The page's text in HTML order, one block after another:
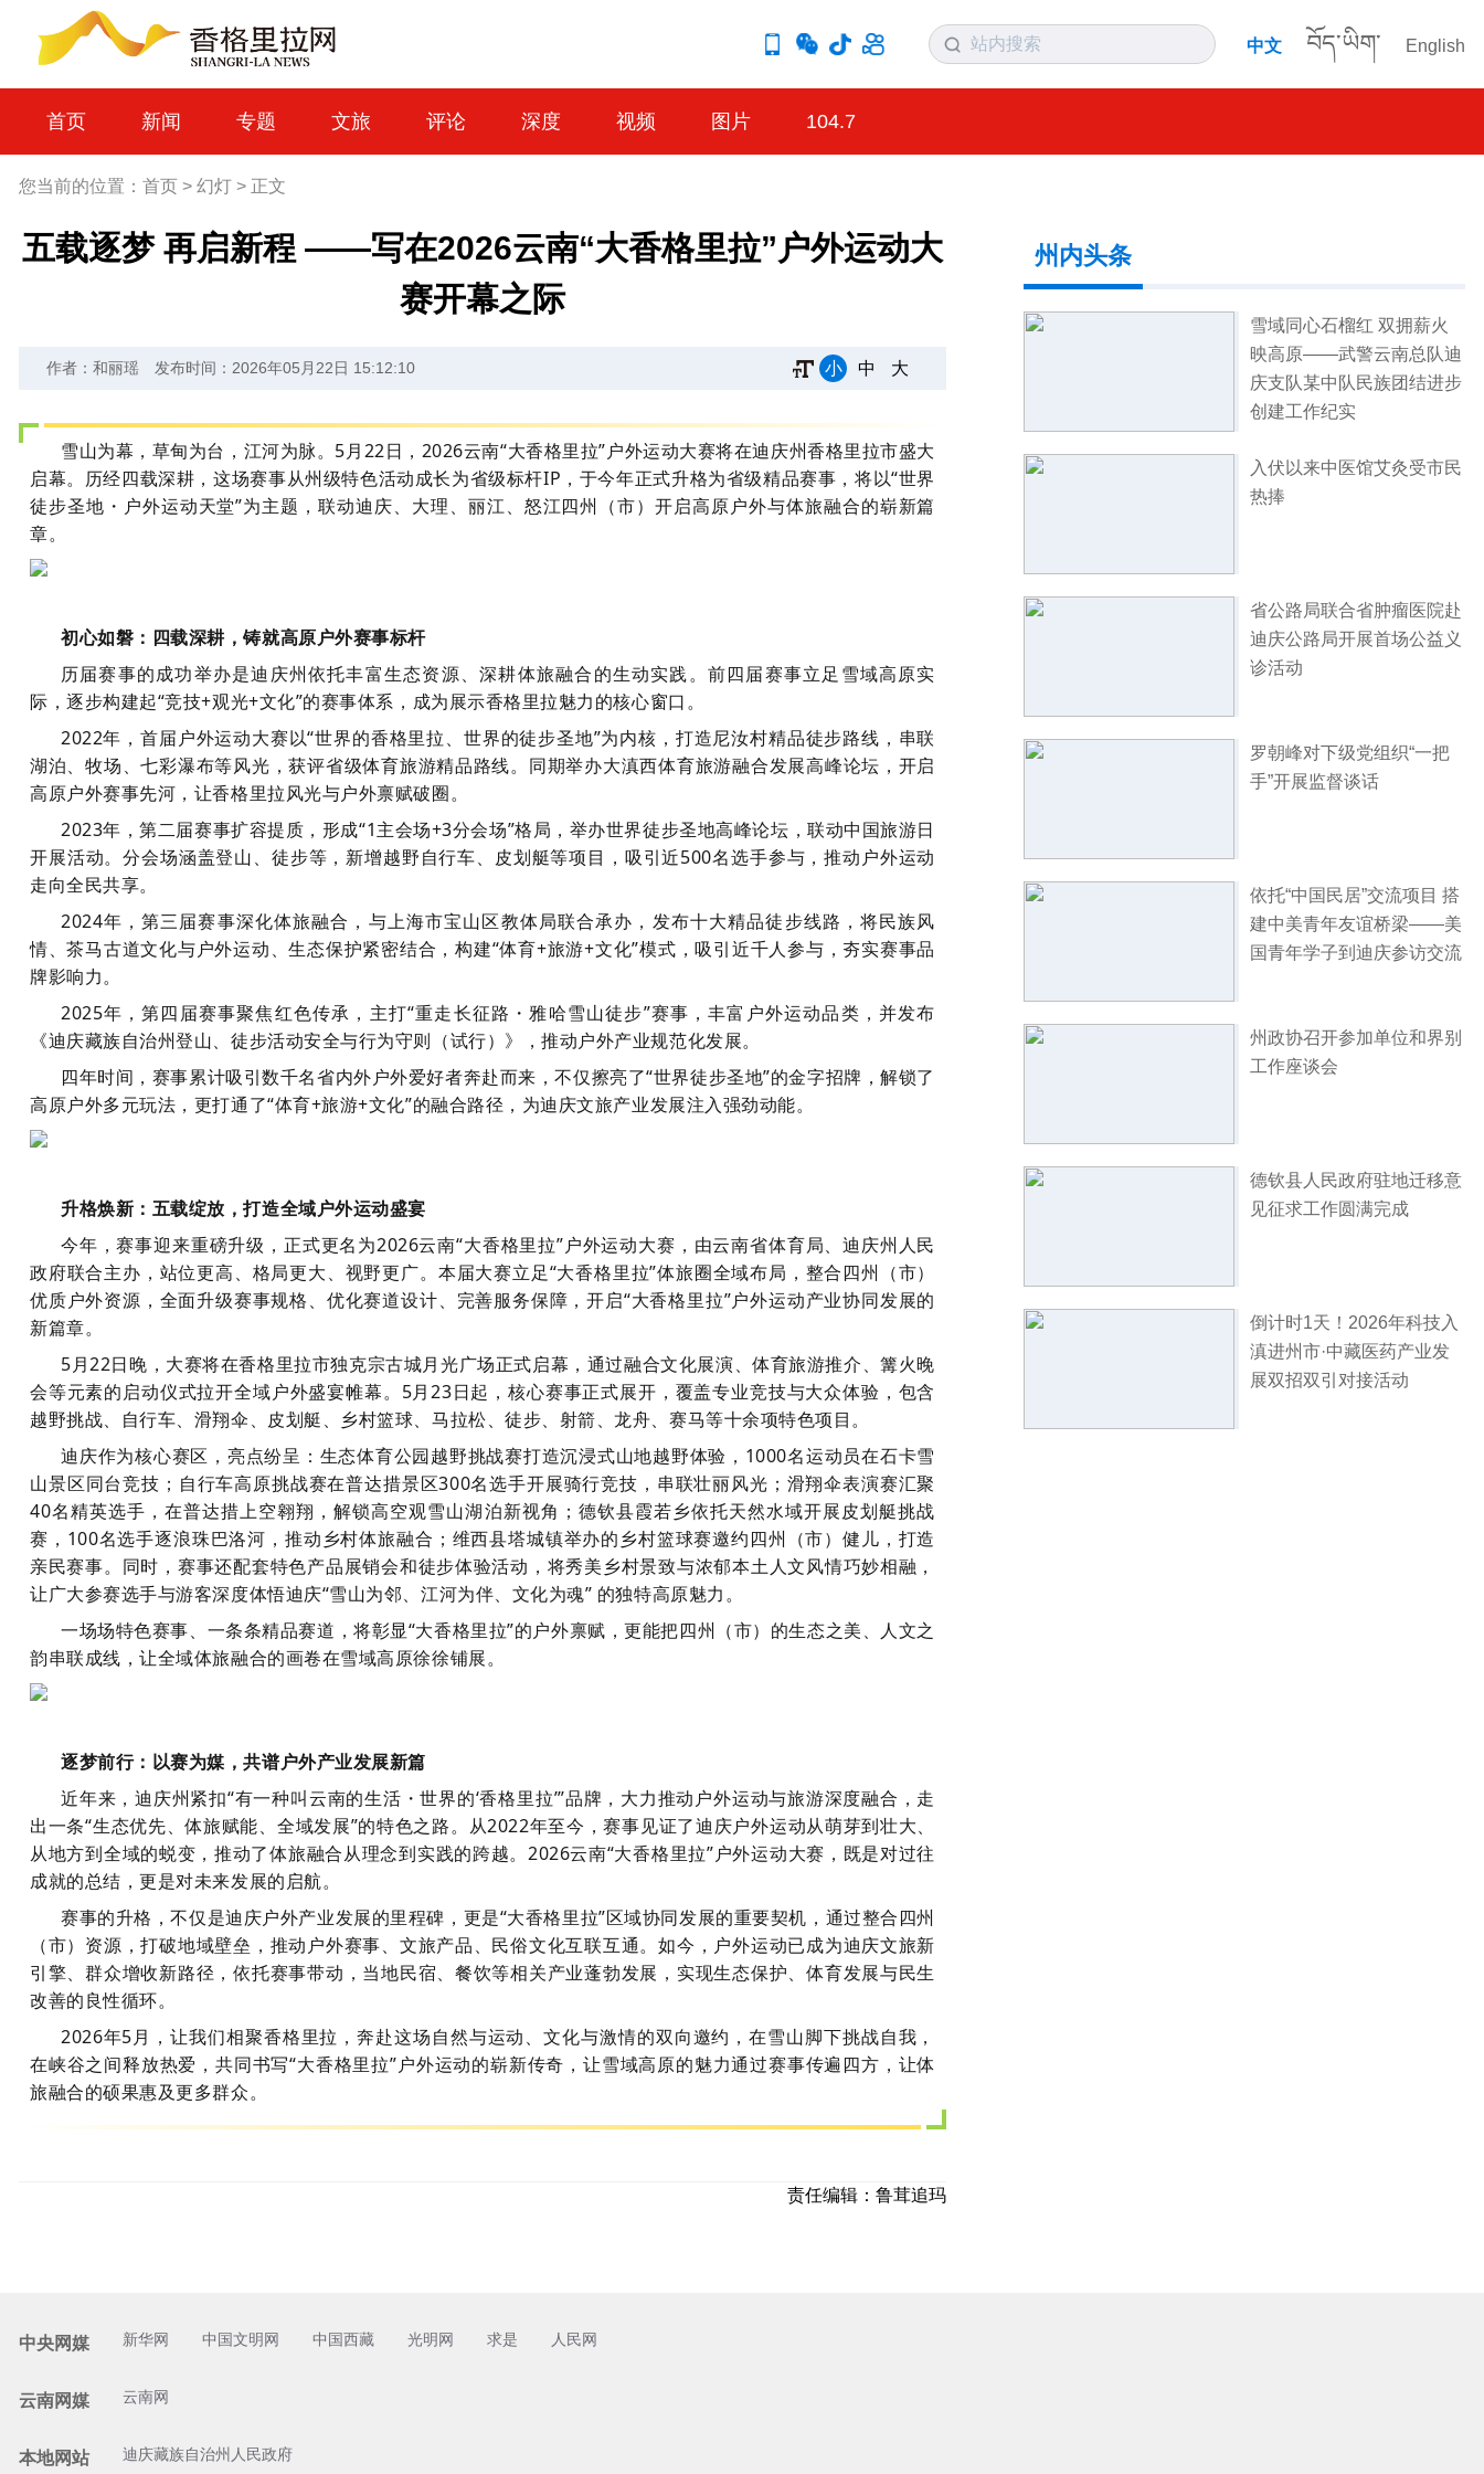
中文 བོད་ཡིག་ English
首页 新闻 专题 文旅 评论 深度 视频 图片 104.7
您当前的位置： 首页 > 幻灯 > 正文
五载逐梦 再启新程 ——写在2026云南“大香格里拉”户外运动大
赛开幕之际
作者：和丽瑶 发布时间：2026年05月22日 15:12:10 小 中 大
雪山为幕，草甸为台，江河为脉。5月22日，2026云南“大香格里拉”户外运动大赛将在迪庆州香格里拉市盛大
启幕。历经四载深耕，这场赛事从州级特色活动成长为省级标杆IP，于今年正式升格为省级精品赛事，将以“世界
徒步圣地・户外运动天堂”为主题，联动迪庆、大理、丽江、怒江四州（市）开启高原户外与体旅融合的崭新篇
章。
初心如磐：四载深耕，铸就高原户外赛事标杆
历届赛事的成功举办是迪庆州依托丰富生态资源、深耕体旅融合的生动实践。前四届赛事立足雪域高原实
际，逐步构建起“竞技+观光+文化”的赛事体系，成为展示香格里拉魅力的核心窗口。
2022年，首届户外运动大赛以“世界的香格里拉、世界的徒步圣地”为内核，打造尼汝村精品徒步路线，串联
湖泊、牧场、七彩瀑布等风光，获评省级体育旅游精品路线。同期举办大滇西体育旅游融合发展高峰论坛，开启
高原户外赛事先河，让香格里拉风光与户外禀赋破圈。
2023年，第二届赛事扩容提质，形成“1主会场+3分会场”格局，举办世界徒步圣地高峰论坛，联动中国旅游日
开展活动。分会场涵盖登山、徒步等，新增越野自行车、皮划艇等项目，吸引近500名选手参与，推动户外运动
走向全民共享。
2024年，第三届赛事深化体旅融合，与上海市宝山区教体局联合承办，发布十大精品徒步线路，将民族风
情、茶马古道文化与户外运动、生态保护紧密结合，构建“体育+旅游+文化”模式，吸引近千人参与，夯实赛事品
牌影响力。
2025年，第四届赛事聚焦红色传承，主打“重走长征路・雅哈雪山徒步”赛事，丰富户外运动品类，并发布
《迪庆藏族自治州登山、徒步活动安全与行为守则（试行）》，推动户外产业规范化发展。
四年时间，赛事累计吸引数千名省内外户外爱好者奔赴而来，不仅擦亮了“世界徒步圣地”的金字招牌，解锁了
高原户外多元玩法，更打通了“体育+旅游+文化”的融合路径，为迪庆文旅产业发展注入强劲动能。
升格焕新：五载绽放，打造全域户外运动盛宴
今年，赛事迎来重磅升级，正式更名为2026云南“大香格里拉”户外运动大赛，由云南省体育局、迪庆州人民
政府联合主办，站位更高、格局更大、视野更广。本届大赛立足“大香格里拉”体旅圈全域布局，整合四州（市）
优质户外资源，全面升级赛事规格、优化赛道设计、完善服务保障，开启“大香格里拉”户外运动产业协同发展的
新篇章。
5月22日晚，大赛将在香格里拉市独克宗古城月光广场正式启幕，通过融合文化展演、体育旅游推介、篝火晚
会等元素的启动仪式拉开全域户外盛宴帷幕。5月23日起，核心赛事正式展开，覆盖专业竞技与大众体验，包含
越野挑战、自行车、滑翔伞、皮划艇、乡村篮球、马拉松、徒步、射箭、龙舟、赛马等十余项特色项目。
迪庆作为核心赛区，亮点纷呈：生态体育公园越野挑战赛打造沉浸式山地越野体验，1000名运动员在石卡雪
山景区同台竞技；自行车高原挑战赛在普达措景区300名选手开展骑行竞技，串联壮丽风光；滑翔伞表演赛汇聚
40名精英选手，在普达措上空翱翔，解锁高空观雪山湖泊新视角；德钦县霞若乡依托天然水域开展皮划艇挑战
赛，100名选手逐浪珠巴洛河，推动乡村体旅融合；维西县塔城镇举办的乡村篮球赛邀约四州（市）健儿，打造
亲民赛事。同时，赛事还配套特色产品展销会和徒步体验活动，将秀美乡村景致与浓郁本土人文风情巧妙相融，
让广大参赛选手与游客深度体悟迪庆“雪山为邻、江河为伴、文化为魂” 的独特高原魅力。
一场场特色赛事、一条条精品赛道，将彰显“大香格里拉”的户外禀赋，更能把四州（市）的生态之美、人文之
韵串联成线，让全域体旅融合的画卷在雪域高原徐徐铺展。
逐梦前行：以赛为媒，共谱户外产业发展新篇
近年来，迪庆州紧扣“有一种叫云南的生活・世界的‘香格里拉’”品牌，大力推动户外运动与旅游深度融合，走
出一条“生态优先、体旅赋能、全域发展”的特色之路。从2022年至今，赛事见证了迪庆户外运动从萌芽到壮大、
从地方到全域的蜕变，推动了体旅融合从理念到实践的跨越。2026云南“大香格里拉”户外运动大赛，既是对过往
成就的总结，更是对未来发展的启航。
赛事的升格，不仅是迪庆户外产业发展的里程碑，更是“大香格里拉”区域协同发展的重要契机，通过整合四州
（市）资源，打破地域壁垒，推动户外赛事、文旅产品、民俗文化互联互通。如今，户外运动已成为迪庆文旅新
引擎、群众增收新路径，依托赛事带动，当地民宿、餐饮等相关产业蓬勃发展，实现生态保护、体育发展与民生
改善的良性循环。
2026年5月，让我们相聚香格里拉，奔赴这场自然与运动、文化与激情的双向邀约，在雪山脚下挑战自我，
在峡谷之间释放热爱，共同书写“大香格里拉”户外运动的崭新传奇，让雪域高原的魅力通过赛事传遍四方，让体
旅融合的硕果惠及更多群众。
责任编辑： 鲁茸追玛
州内头条
雪域同心石榴红 双拥薪火
映高原——武警云南总队迪
庆支队某中队民族团结进步
创建工作纪实
入伏以来中医馆艾灸受市民
热捧
省公路局联合省肿瘤医院赴
迪庆公路局开展首场公益义
诊活动
罗朝峰对下级党组织“一把
手”开展监督谈话
依托“中国民居”交流项目 搭
建中美青年友谊桥梁——美
国青年学子到迪庆参访交流
州政协召开参加单位和界别
工作座谈会
德钦县人民政府驻地迁移意
见征求工作圆满完成
倒计时1天！2026年科技入
滇进州市·中藏医药产业发
展双招双引对接活动
中央网媒 新华网 中国文明网 中国西藏 光明网 求是 人民网
云南网媒 云南网
本地网站 迪庆藏族自治州人民政府